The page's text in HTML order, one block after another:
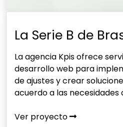
La Serie B de
La agencia Kpis ofrece
desarrollo web para
de ajustes y crear
acuerdo a las necesidades
Ver proyecto